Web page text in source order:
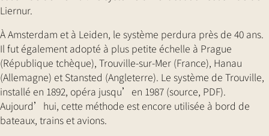
Liernur.
À Amsterdam et à Leiden, le système perdura près de 40 ans.
Il fut également adopté à plus petite échelle à Prague
(République tchèque), Trouville-sur-Mer (France), Hanau
(Allemagne) et Stansted (Angleterre). Le système de Trouville,
installé en 1892, opéra jusqu’en 1987 (source, PDF).
Aujourd’hui, cette méthode est encore utilisée à bord de
bateaux, trains et avions.